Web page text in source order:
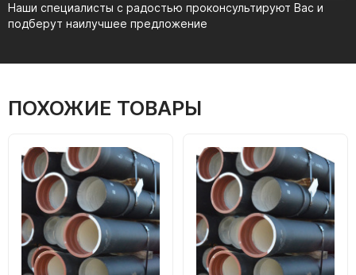
Наши специалисты с радостью проконсультируют Вас и
подберут наилучшее предложение
ПОХОЖИЕ ТОВАРЫ